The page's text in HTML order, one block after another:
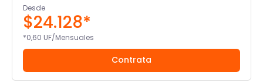
Desde
$24.128*
*0,60 UF/Mensuales
Contrata